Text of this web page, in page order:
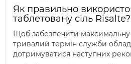
Як правильно
таблетовану сіль Risalte?
Щоб забезпечити максимальну
тривалий термін служби
дотримуватися наступних